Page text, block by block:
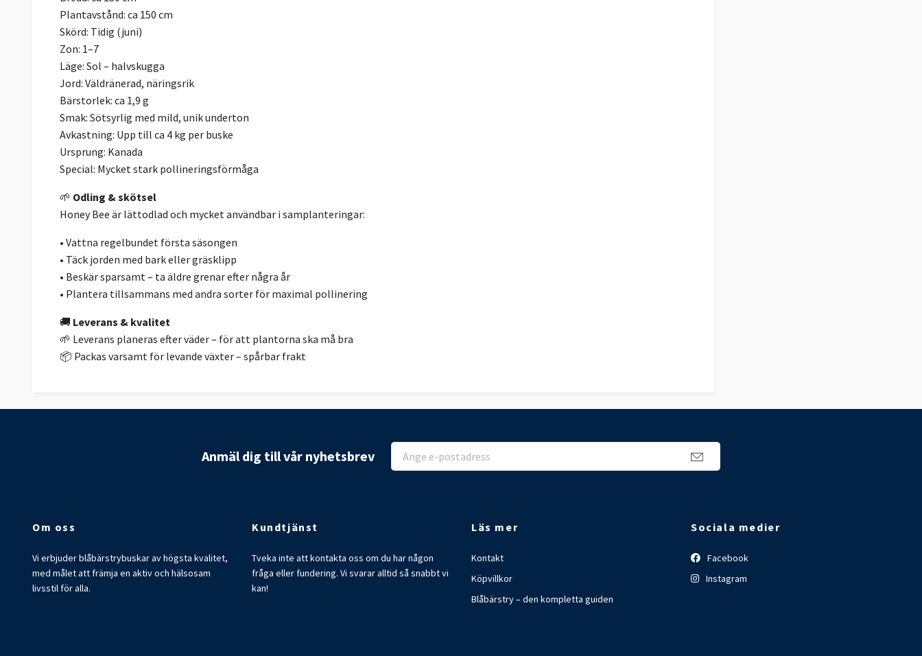
Plantavstånd: ca 150 cm
Skörd: Tidig (juni)
Zon: 1–7
Läge: Sol – halvskugga
Jord: Väldränerad, näringsrik
Bärstorlek: ca 1,9 g
Smak: Sötsyrlig med mild, unik underton
Avkastning: Upp till ca 4 kg per buske
Ursprung: Kanada
Special: Mycket stark pollineringsförmåga
🌱 Odling & skötsel
Honey Bee är lättodlad och mycket användbar i samplanteringar:
• Vattna regelbundet första säsongen
• Täck jorden med bark eller gräsklipp
• Beskär sparsamt – ta äldre grenar efter några år
• Plantera tillsammans med andra sorter för maximal pollinering
🚚 Leverans & kvalitet
🌱 Leverans planeras efter väder – för att plantorna ska må bra
📦 Packas varsamt för levande växter – spårbar frakt
Anmäl dig till vår nyhetsbrev
Om oss
Vi erbjuder blåbärstrybuskar av högsta kvalitet,
med målet att främja en aktiv och hälsosam
livsstil för alla.
Kundtjänst
Tveka inte att kontakta oss om du har någon
fråga eller fundering. Vi svarar alltid så snabbt vi
kan!
Läs mer
Kontakt
Köpvillkor
Blåbärstry – den kompletta guiden
Sociala medier
Facebook
Instagram